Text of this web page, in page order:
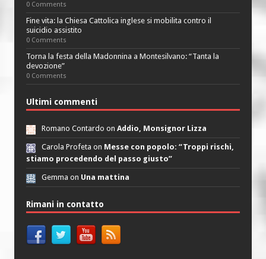
0 Comments
Fine vita: la Chiesa Cattolica inglese si mobilita contro il
suicidio assistito
0 Comments
Torna la festa della Madonnina a Montesilvano: “Tanta la
devozione”
0 Comments
Ultimi commenti
Romano Contardo on Addio, Monsignor Lizza
Carola Profeta on Messe con popolo: “Troppi rischi,
stiamo procedendo del passo giusto”
Gemma on Una mattina
Rimani in contatto